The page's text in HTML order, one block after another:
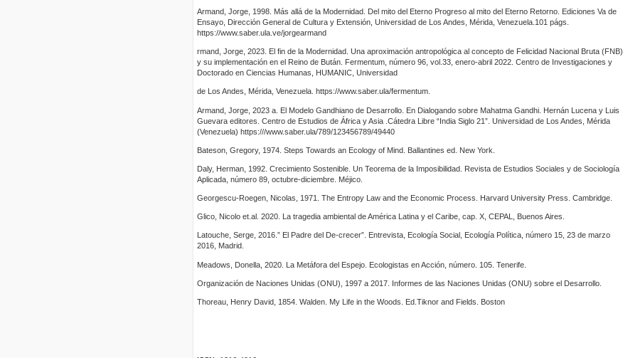
Armand, Jorge, 1998. Más allá de la Modernidad. Del mito del Eterno Progreso al mito del Eterno Retorno. Ediciones Va de
Ensayo, Dirección General de Cultura y Extensión, Universidad de Los Andes, Mérida, Venezuela.101 págs.
https://www.saber.ula.ve/jorgearmand
rmand, Jorge, 2023. El fin de la Modernidad. Una aproximación antropológica al concepto de Felicidad Nacional Bruta (FNB)
y su implementación en el Reino de Bután. Fermentum, número 96, vol.33, enero-abril 2022. Centro de Investigaciones y
Doctorado en Ciencias Humanas, HUMANIC, Universidad
de Los Andes, Mérida, Venezuela. https://www.saber.ula/fermentum.
Armand, Jorge, 2023 a. El Modelo Gandhiano de Desarrollo. En Dialogando sobre Mahatma Gandhi. Hernán Lucena y Luis
Guevara editores. Centro de Estudios de África y Asia .Cátedra Libre “India Siglo 21”. Universidad de Los Andes, Mérida
(Venezuela) https:///www.saber.ula/789/123456789/49440
Bateson, Gregory, 1974. Steps Towards an Ecology of Mind. Ballantines ed. New York.
Daly, Herman, 1992. Crecimiento Sostenible. Un Teorema de la Imposibilidad. Revista de Estudios Sociales y de Sociología
Aplicada, número 89, octubre-diciembre. Méjico.
Georgescu-Roegen, Nicolas, 1971. The Entropy Law and the Economic Process. Harvard University Press. Cambridge.
Glico, Nicolo et.al. 2020. La tragedia ambiental de América Latina y el Caribe, cap. X, CEPAL, Buenos Aires.
Latouche, Serge, 2016.” El Padre del De-crecer”. Entrevista, Ecología Social, Ecología Política, número 15, 23 de marzo
2016, Madrid.
Meadows, Donella, 2020. La Metáfora del Espejo. Ecologistas en Acción, número. 105. Tenerife.
Organización de Naciones Unidas (ONU), 1997 a 2017. Informes de las Naciones Unidas (ONU) sobre el Desarrollo.
Thoreau, Henry David, 1854. Walden. My Life in the Woods. Ed.Tiknor and Fields. Boston